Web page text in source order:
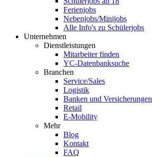
Ferienjobs
Nebenjobs/Minijobs
Alle Info's zu Schülerjobs
Unternehmen
Dienstleistungen
Mitarbeiter finden
YC-Datenbanksuche
Branchen
Service/Sales
Logistik
Banken und Versicherungen
Retail
E-Mobility
Mehr
Blog
Kontakt
FAQ